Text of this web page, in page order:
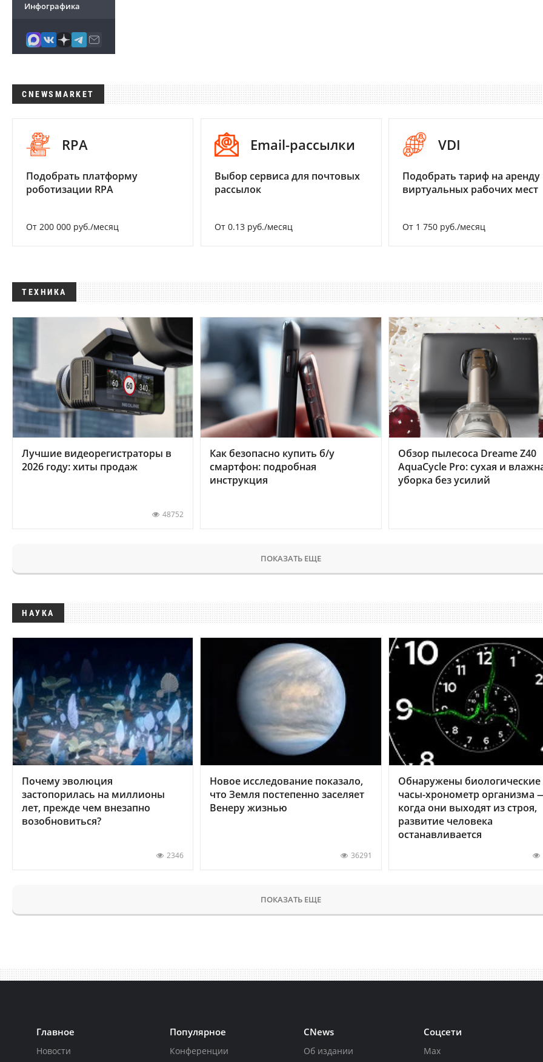
Инфографика
CNEWSMARKET
RPA
Подобрать платформу
роботизации RPA
От 200 000 руб./месяц
Email-рассылки
Выбор сервиса для почтовых
рассылок
От 0.13 руб./месяц
VDI
Подобрать тариф на аренду
виртуальных рабочих мест
От 1 750 руб./месяц
ТЕХНИКА
Лучшие видеорегистраторы в
2026 году: хиты продаж
48752
Как безопасно купить б/у
смартфон: подробная
инструкция
Обзор пылесоса Dreame Z40
AquaCycle Pro: сухая и
уборка без усилий
ПОКАЗАТЬ ЕЩЕ
НАУКА
Почему эволюция
застопорилась на миллионы
лет, прежде чем внезапно
возобновиться?
2346
Новое исследование показало,
что Земля постепенно заселяет
Венеру жизнью
36291
Обнаружены биологические
часы-хронометр организма
когда они выходят из строя,
развитие человека
останавливается
ПОКАЗАТЬ ЕЩЕ
Главное
Новости
Популярное
Конференции
CNews
Об издании
Соцсети
Max